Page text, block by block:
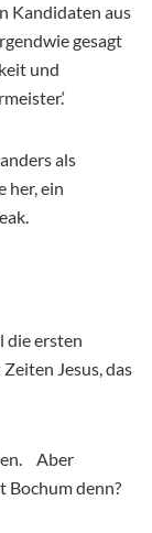
Kandidaten aus
gesagt
und
als
her, ein
die ersten
Jesus, das
Aber
Bochum denn?